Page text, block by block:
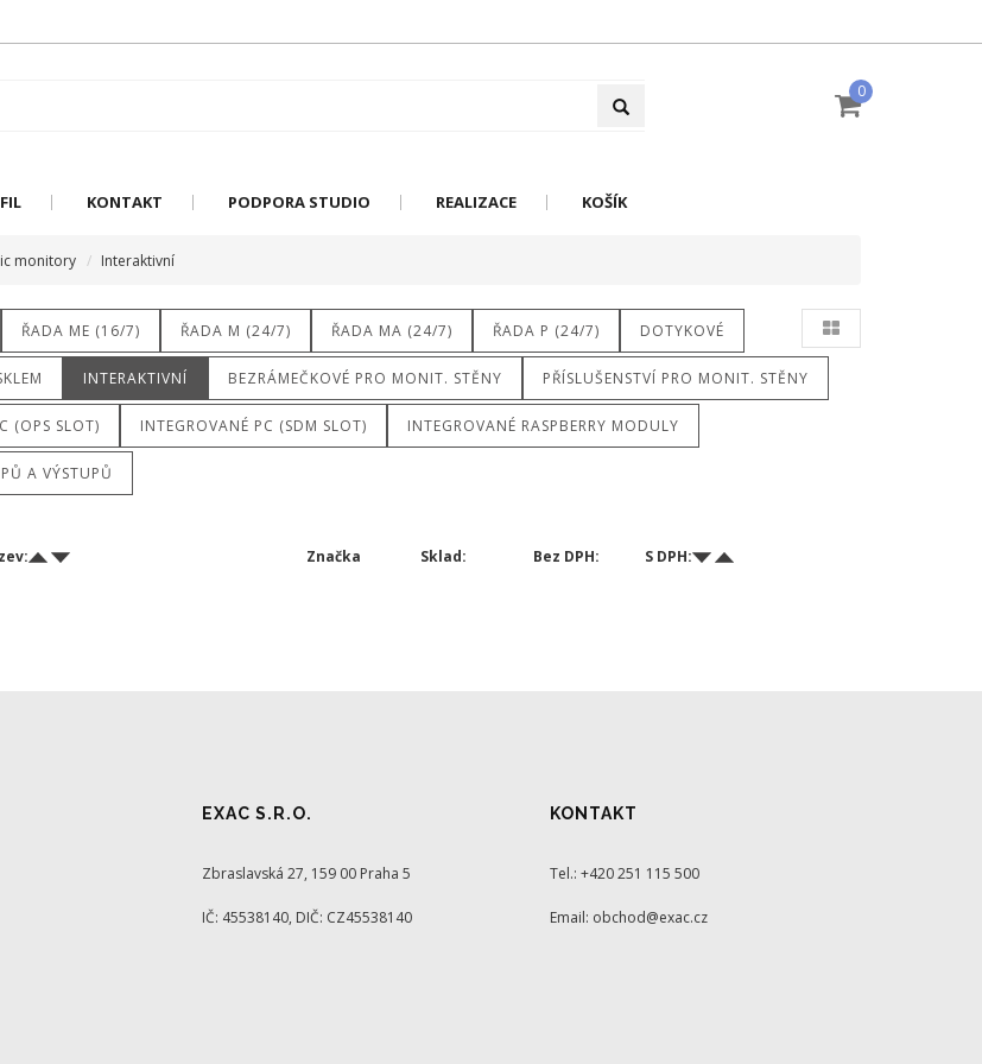
0
KONTAKT PODPORA STUDIO REALIZACE KOŠÍK
monitory Interaktivní
ŘADA ME (16/7) ŘADA M (24/7) ŘADA MA (24/7) ŘADA P (24/7) DOTYKOVÉ
INTERAKTIVNÍ BEZRÁMEČKOVÉ PRO MONIT. STĚNY PŘÍSLUŠENSTVÍ PRO MONIT. STĚNY
(OPS SLOT) INTEGROVANÉ PC (SDM SLOT) INTEGROVANÉ RASPBERRY MODULY
A VÝSTUPŮ
Značka Sklad: Bez DPH: S DPH:
EXAC S.R.O.
Zbraslavská 27, 159 00 Praha 5
IČ: 45538140, DIČ: CZ45538140
KONTAKT
Tel.: +420 251 115 500
Email: obchod@exac.cz